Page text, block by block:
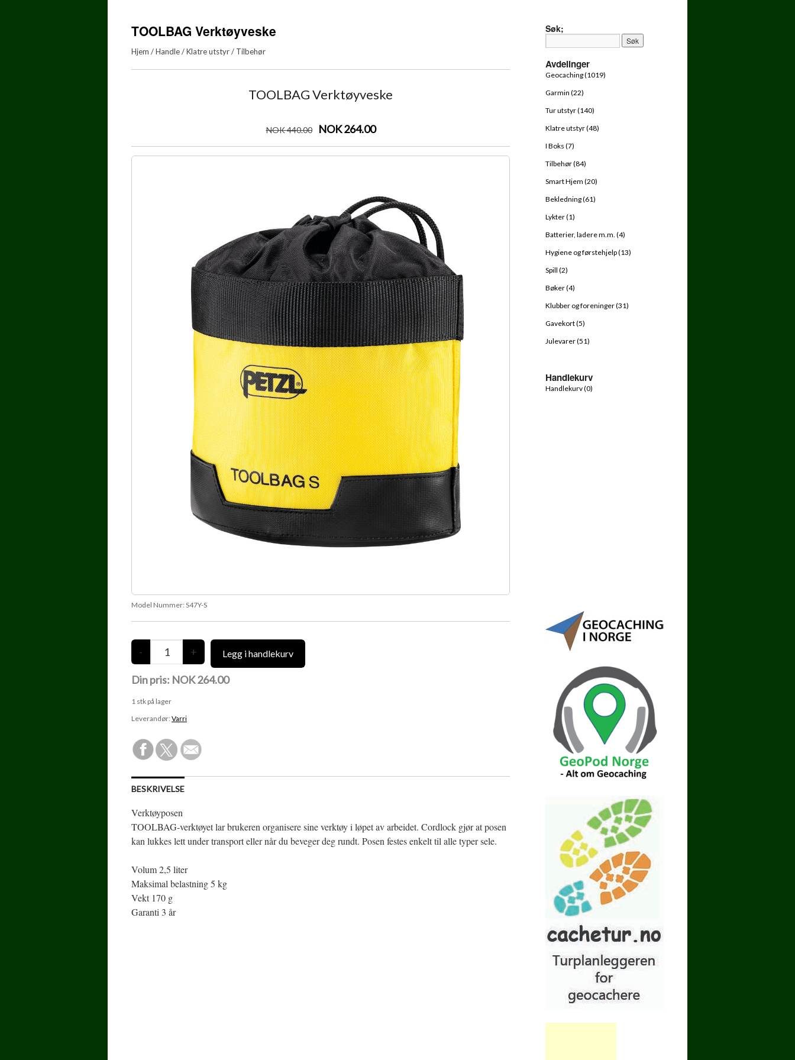
TOOLBAG Verktøyveske
Hjem /Handle/Klatre utstyr/ Tilbehør
TOOLBAG Verktøyveske
NOK440.00 NOK 264.00
Model Nummer: S47Y-S
Din pris: NOK 264.00
1 stk på lager
Leverandør: Varri
BESKRIVELSE
Verktøyposen
TOOLBAG-verktøyet lar brukeren organisere sine verktøy i løpet av arbeidet. Cordlock gjør at posen
kan lukkes lett under transport eller når du beveger deg rundt. Posen festes enkelt til alle typer sele.
Volum 2,5 liter
Maksimal belastning 5 kg
Vekt 170 g
Garanti 3 år
Søk;
Avdelinger
Geocaching (1019)
Garmin (22)
Tur utstyr (140)
Klatre utstyr (48)
I Boks (7)
Tilbehør (84)
Smart Hjem (20)
Bekledning (61)
Lykter (1)
Batterier, ladere m.m. (4)
Hygiene og førstehjelp (13)
Spill (2)
Bøker (4)
Klubber og foreninger (31)
Gavekort (5)
Julevarer (51)
Handlekurv
Handlekurv (0)